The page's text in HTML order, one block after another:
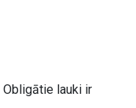
Obligātie lauki ir